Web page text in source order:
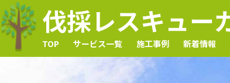
伐採レスキュー
TOP サービス一覧 施工事例 新着情報